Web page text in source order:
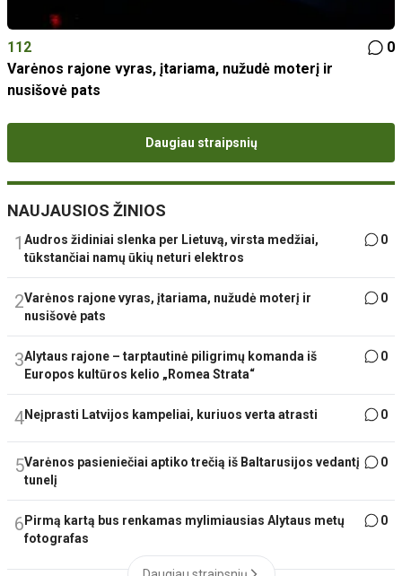
112
0
Varėnos rajone vyras, įtariama, nužudė moterį ir
nusišovė pats
Daugiau straipsnių
NAUJAUSIOS ŽINIOS
1 Audros židiniai slenka per Lietuvą, virsta medžiai,
tūkstančiai namų ūkių neturi elektros
0
2Varėnos rajone vyras, įtariama, nužudė moterį ir
nusišovė pats
0
3Alytaus rajone – tarptautinė piligrimų komanda iš
Europos kultūros kelio „Romea Strata“
0
4Neįprasti Latvijos kampeliai, kuriuos verta atrasti 0
5Varėnos pasieniečiai aptiko trečią iš Baltarusijos vedantį
tunelį
0
6 Pirmą kartą bus renkamas mylimiausias Alytaus metų
fotografas
0